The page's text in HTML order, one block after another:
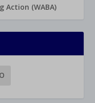
Action (WABA)